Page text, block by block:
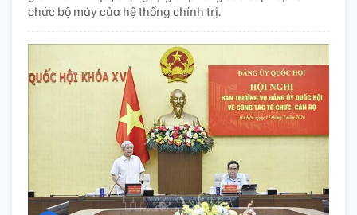
chức bộ máy của hệ thống chính trị.